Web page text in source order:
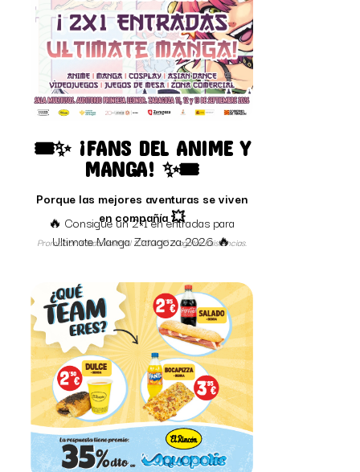
🎟️✨ ¡FANS DEL ANIME Y
MANGA! ✨🎟️
Porque las mejores aventuras se viven
en compañía 💥
🔥 Consigue un 2×1 en entradas para
Ultimate Manga Zaragoza 2026 🔥
Promoción válida hasta el 10/09/26 o agotar existencias.